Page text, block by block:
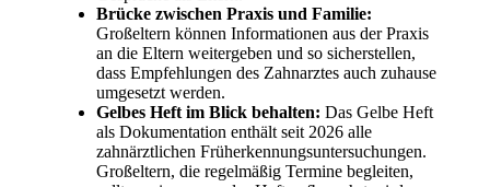
Brücke zwischen Praxis und Familie:
Großeltern können Informationen aus der Praxis
an die Eltern weitergeben und so sicherstellen,
dass Empfehlungen des Zahnarztes auch zuhause
umgesetzt werden.
Gelbes Heft im Blick behalten: Das Gelbe Heft
als Dokumentation enthält seit 2026 alle
zahnärztlichen Früherkennungsuntersuchungen.
Großeltern, die regelmäßig Termine begleiten,